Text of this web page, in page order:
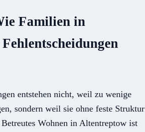
Familien in
entstehen nicht, weil zu wenige
sondern weil sie ohne feste Struktur
Wohnen in Altentreptow ist